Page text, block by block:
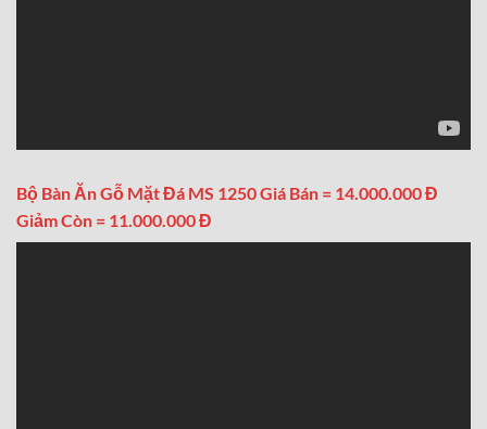
Bộ Bàn Ăn Gỗ Mặt Đá MS 1250 Giá Bán = 14.000.000 Đ
Giảm Còn = 11.000.000 Đ